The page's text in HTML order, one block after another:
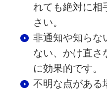
れても絶対に相
さい。
非通知や知らな
ない、かけ直さ
に効果的です。
不明な点がある